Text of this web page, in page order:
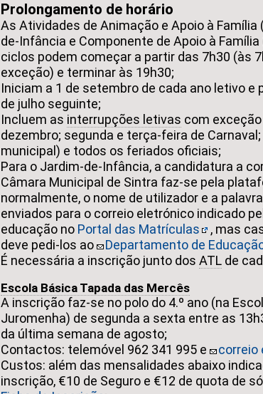
Prolongamento de horário
As Atividades de Animação e Apoio à Família
de-Infância e Componente de Apoio à Família
ciclos podem começar a partir das 7h30 (às
exceção) e terminar às 19h30;
Iniciam a 1 de setembro de cada ano letivo e
de julho seguinte;
Incluem as interrupções letivas com exceção
dezembro; segunda e terça-feira de
municipal) e todos os feriados oficiais;
Para o Jardim-de-Infância, a candidatura a
Câmara Municipal de Sintra faz-se pela
normalmente, o nome de utilizador e a
enviados para o correio eletrónico indicado
educação no Portal das Matrículas
, mas
deve pedi-los ao
Departamento de
É necessária a inscrição junto dos ATL de
Escola Básica Tapada das Mercês
A inscrição faz-se no polo do 4.º ano (na
Juromenha) de segunda a sexta entre as
da última semana de agosto;
Contactos: telemóvel 962 341 995 e
correio
Custos: além das mensalidades abaixo
inscrição, €10 de Seguro e €12 de quota de